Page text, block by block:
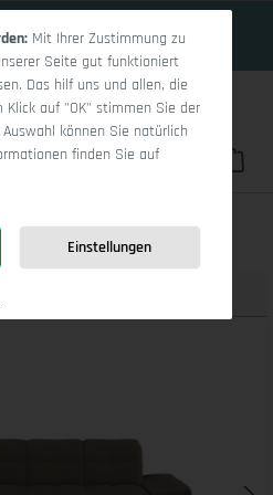
Du hast 0
1,5Aho SE Small L
Mit Ihrer Zustimmung zu
Seite gut funktioniert
Das hilf uns und allen, die
auf "OK" stimmen Sie der
können Sie natürlich
finden Sie auf
Einstellungen